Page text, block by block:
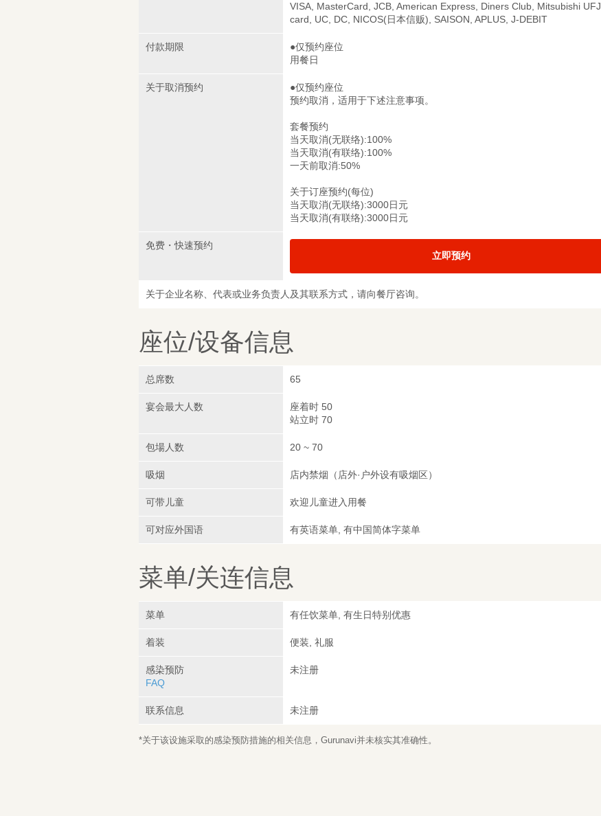
VISA, MasterCard, JCB, American Express, Diners Club, Mitsubishi UFJ
card, UC, DC, NICOS(日本信贩), SAISON, APLUS, J-DEBIT
付款期限
●仅预约座位
用餐日
关于取消预约
●仅预约座位
预约取消，适用于下述注意事项。
套餐预约
当天取消(无联络):100%
当天取消(有联络):100%
一天前取消:50%
关于订座预约(每位)
当天取消(无联络):3000日元
当天取消(有联络):3000日元
免费・快速预约
立即预约
关于企业名称、代表或业务负责人及其联系方式，请向餐厅咨询。
座位/设备信息
总席数 65
宴会最大人数
座着时 50
站立时 70
包場人数 20 ~ 70
吸烟 店内禁烟（店外·户外设有吸烟区）
可带儿童 欢迎儿童进入用餐
可对应外国语 有英语菜单, 有中国简体字菜单
菜单/关连信息
菜单 有任饮菜单, 有生日特别优惠
着装 便装, 礼服
感染预防
FAQ
未注册
联系信息 未注册
*关于该设施采取的感染预防措施的相关信息，Gurunavi并未核实其准确性。